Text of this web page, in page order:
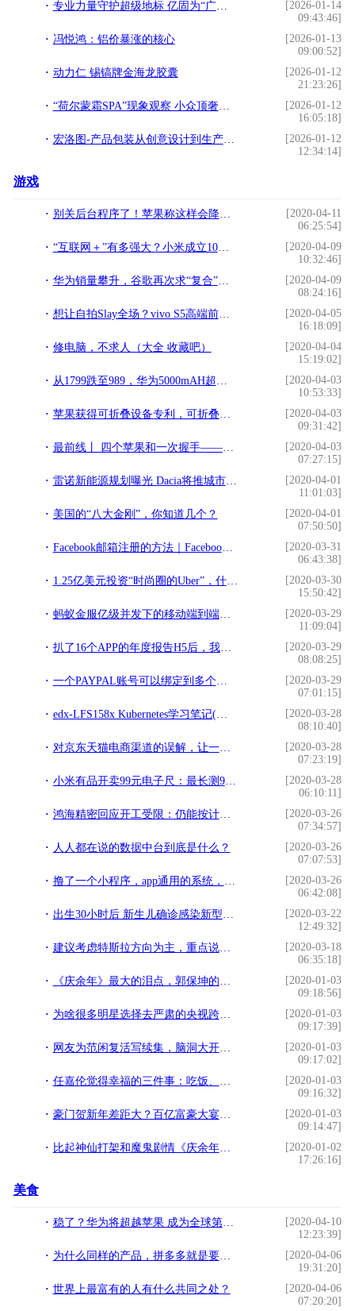
专业力量守护超级地标 亿固为“广州白云国际机场”筑牢品质基石！
[2026-01-14
09:43:46]
冯悦鸿：铝价暴涨的核心
[2026-01-13
09:00:52]
动力仁 锡镐牌金海龙胶囊
[2026-01-12
21:23:26]
“荷尔蒙霜SPA”现象观察 小众顶奢如何悄然定义精英女性“抗衰”新标准？
[2026-01-12
16:05:18]
宏洛图-产品包装从创意设计到生产的完整流程
[2026-01-12
12:34:14]
游戏
别关后台程序了！苹果称这样会降低iPhone电池寿命
[2020-04-11
06:25:54]
“互联网＋”有多强大？小米成立10年收入突破2000亿
[2020-04-09
10:32:46]
华为销量攀升，谷歌再次求“复合”，申请恢复服务
[2020-04-09
08:24:16]
想让自拍Slay全场？vivo S5高端前置镜头让自拍更有型
[2020-04-05
16:18:09]
修电脑，不求人（大全 收藏吧）
[2020-04-04
15:19:02]
从1799跌至989，华为5000mAH超长续航千元机，如今还有性价比吗？
[2020-04-03
10:53:33]
苹果获得可折叠设备专利，可折叠手机即将研制，果粉：非常期待
[2020-04-03
09:31:42]
最前线丨 四个苹果和一次握手——谢谢你！来自辽宁的医护
[2020-04-03
07:27:15]
雷诺新能源规划曝光 Dacia将推城市代步电动车
[2020-04-01
11:01:03]
美国的“八大金刚”，你知道几个？
[2020-04-01
07:50:50]
Facebook邮箱注册的方法｜Facebook如何用邮箱注册的教程全解析
[2020-03-31
06:43:38]
1.25亿美元投资“时尚圈的Uber”，什么是腾讯看好的未来时尚电商？
[2020-03-30
15:50:42]
蚂蚁金服亿级并发下的移动端到端网络接入架构
[2020-03-29
11:09:04]
扒了16个APP的年度报告H5后，我发现这几点秘密
[2020-03-29
08:08:25]
一个PAYPAL账号可以绑定到多个独立站上面吗？
[2020-03-29
07:01:15]
edx-LFS158x Kubernetes学习笔记(第八章)
[2020-03-28
08:10:40]
对京东天猫电商渠道的误解，让一些家电厂商今后2年走向死胡同
[2020-03-28
07:23:19]
小米有品开卖99元电子尺：最长测99.99米 毫米级精度
[2020-03-28
06:10:11]
鸿海精密回应开工受限：仍能按计划在中国全面复工
[2020-03-26
07:34:57]
人人都在说的数据中台到底是什么？
[2020-03-26
07:07:53]
撸了一个小程序，app通用的系统，填了不少坑，做个记录。
[2020-03-26
06:42:08]
出生30小时后 新生儿确诊感染新型冠状病毒
[2020-03-22
12:49:32]
建议考虑特斯拉方向为主，重点说一下：模塑科技
[2020-03-18
06:35:18]
《庆余年》最大的泪点，郭保坤的刺杀团，才是真正的勇士
[2020-01-03
09:18:56]
为啥很多明星选择去严肃的央视跨年，去其他卫视嘻嘻哈哈不香么
[2020-01-03
09:17:39]
网友为范闲复活写续集，脑洞大开，笑料百出
[2020-01-03
09:17:02]
任嘉伦觉得幸福的三件事：吃饭、睡觉、上厕所！朴实的无法反驳
[2020-01-03
09:16:32]
豪门贺新年差距大？百亿富豪大宴宾客很豪气，赌王四太却打包剩菜
[2020-01-03
09:14:47]
比起神仙打架和魔鬼剧情《庆余年》应该更是一本口红宝典吧
[2020-01-02
17:26:16]
美食
稳了？华为将超越苹果 成为全球第二大智能手机制造商
[2020-04-10
12:23:39]
为什么同样的产品，拼多多就是要比淘宝还便宜一些呢？
[2020-04-06
19:31:20]
世界上最富有的人有什么共同之处？
[2020-04-06
07:20:20]